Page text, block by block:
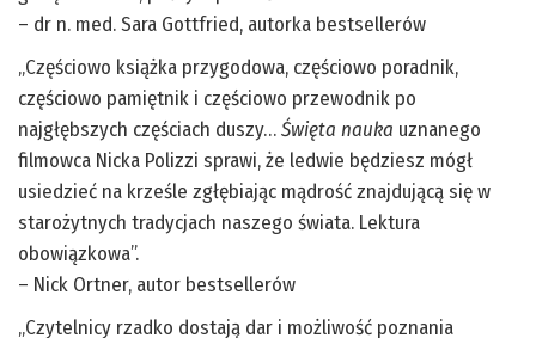
– dr n. med. Sara Gottfried, autorka bestsellerów
„Częściowo książka przygodowa, częściowo poradnik,
częściowo pamiętnik i częściowo przewodnik po
najgłębszych częściach duszy…Święta nauka uznanego
filmowca Nicka Polizzi sprawi, że ledwie będziesz mógł
usiedzieć na krześle zgłębiając mądrość znajdującą się w
starożytnych tradycjach naszego świata. Lektura
obowiązkowa”.
– Nick Ortner, autor bestsellerów
„Czytelnicy rzadko dostają dar i możliwość poznania